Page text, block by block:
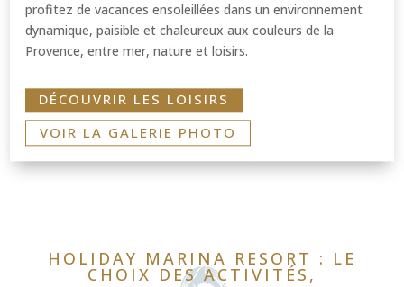
profitez de vacances ensoleillées dans un environnement
dynamique, paisible et chaleureux aux couleurs de la
Provence, entre mer, nature et loisirs.
DÉCOUVRIR LES LOISIRS
VOIR LA GALERIE PHOTO
HOLIDAY MARINA RESORT : LE
CHOIX DES ACTIVITÉS,